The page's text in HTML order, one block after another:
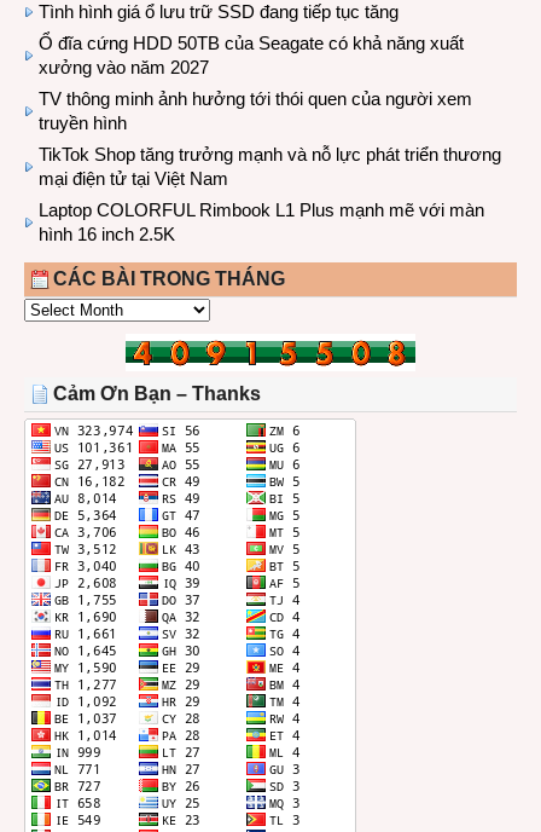
Tình hình giá ổ lưu trữ SSD đang tiếp tục tăng
Ổ đĩa cứng HDD 50TB của Seagate có khả năng xuất
xưởng vào năm 2027
TV thông minh ảnh hưởng tới thói quen của người xem
truyền hình
TikTok Shop tăng trưởng mạnh và nỗ lực phát triển thương
mại điện tử tại Việt Nam
Laptop COLORFUL Rimbook L1 Plus mạnh mẽ với màn
hình 16 inch 2.5K
CÁC BÀI TRONG THÁNG
CÁC
THÁNG
Cảm Ơn Bạn – Thanks